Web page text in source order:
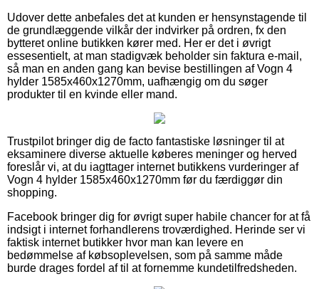
Udover dette anbefales det at kunden er hensynstagende til
de grundlæggende vilkår der indvirker på ordren, fx den
bytteret online butikken kører med. Her er det i øvrigt
essesentielt, at man stadigvæk beholder sin faktura e-mail,
så man en anden gang kan bevise bestillingen af Vogn 4
hylder 1585x460x1270mm, uafhængig om du søger
produkter til en kvinde eller mand.
Trustpilot bringer dig de facto fantastiske løsninger til at
eksaminere diverse aktuelle køberes meninger og herved
foreslår vi, at du iagttager internet butikkens vurderinger af
Vogn 4 hylder 1585x460x1270mm før du færdiggør din
shopping.
Facebook bringer dig for øvrigt super habile chancer for at få
indsigt i internet forhandlerens troværdighed. Herinde ser vi
faktisk internet butikker hvor man kan levere en
bedømmelse af købsoplevelsen, som på samme måde
burde drages fordel af til at fornemme kundetilfredsheden.